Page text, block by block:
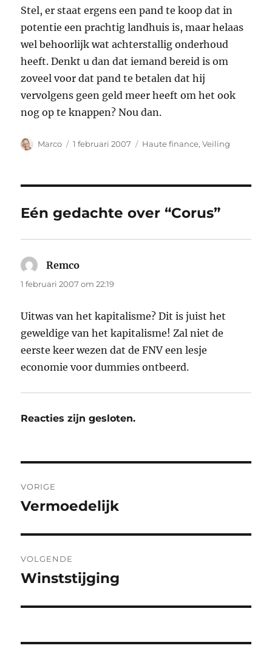
Stel, er staat ergens een pand te koop dat in
potentie een prachtig landhuis is, maar helaas
wel behoorlijk wat achterstallig onderhoud
heeft. Denkt u dan dat iemand bereid is om
zoveel voor dat pand te betalen dat hij
vervolgens geen geld meer heeft om het ook
nog op te knappen? Nou dan.
Auteur
Marco
Geplaatst
1 februari 2007 Categorieën
Haute finance,Veiling
Eén gedachte over “Corus”
Remco
1 februari 2007 om 22:19
Uitwas van het kapitalisme? Dit is juist het
geweldige van het kapitalisme! Zal niet de
eerste keer wezen dat de FNV een lesje
economie voor dummies ontbeerd.
Reacties zijn gesloten.
navigatie
VORIGE
Vorig
Vermoedelijk
VOLGENDE
Volgend
Winststijging